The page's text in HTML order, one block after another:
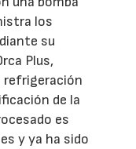
los
su
Plus,
refrigeración
de la
es
y ya ha sido